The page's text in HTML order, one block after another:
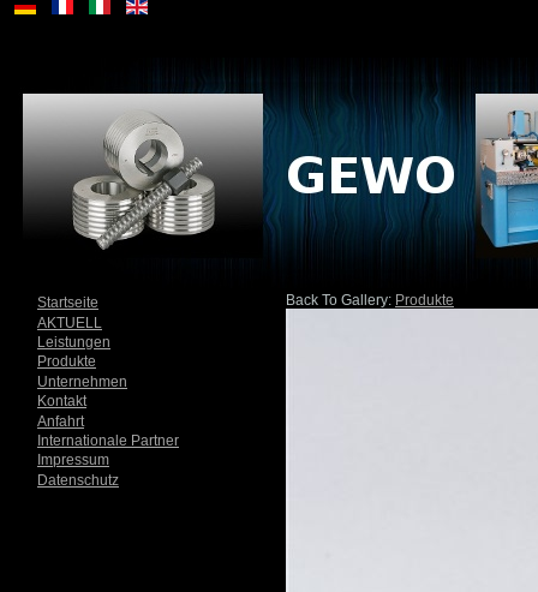
Startseite
AKTUELL
Leistungen
Produkte
Unternehmen
Kontakt
Anfahrt
Internationale Partner
Impressum
Datenschutz
Back To Gallery: Produkte